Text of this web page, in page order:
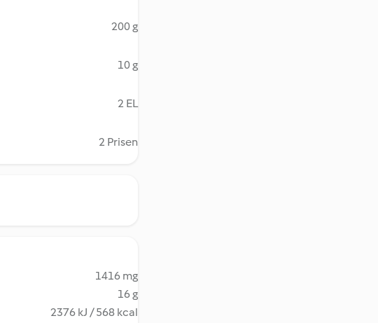
200 g
10 g
2 EL
2 Prisen
1416 mg
16 g
2376 kJ / 568 kcal